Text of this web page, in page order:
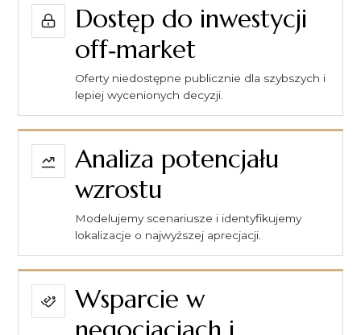
Dostęp do inwestycji
off‑market
Oferty niedostępne publicznie dla szybszych i
lepiej wycenionych decyzji.
Analiza potencjału
wzrostu
Modelujemy scenariusze i identyfikujemy
lokalizacje o najwyższej aprecjacji.
Wsparcie w